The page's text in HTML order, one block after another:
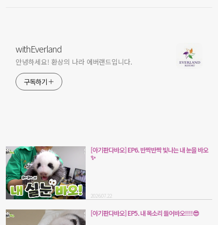
withEverland
안녕하세요! 환상의 나라 에버랜드입니다.
구독하기
[아기판다바오] EP6. 반짝반짝 빛나는 내 눈을 바오
✨
2026.07.22
[아기판다바오] EP5. 내 목소리 들어바오!!!!😎